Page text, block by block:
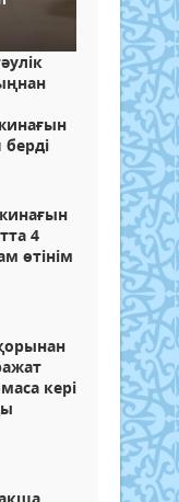
берді
4
өтінім
кері